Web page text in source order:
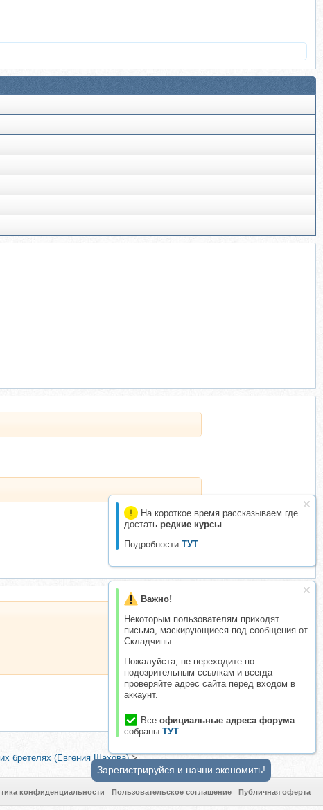
На короткое время рассказываем где
достать редкие курсы
Подробности ТУТ
Важно!
Некоторым пользователям приходят
письма, маскирующиеся под сообщения от
Складчины.
Пожалуйста, не переходите по
подозрительным ссылкам и всегда
проверяйте адрес сайта перед входом в
аккаунт.
Все официальные адреса форума
собраны ТУТ
бретелях (Евгения Шахова)>
конфиденциальности Пользовательское соглашение Публичная оферта
Зарегистрируйся и начни экономить!